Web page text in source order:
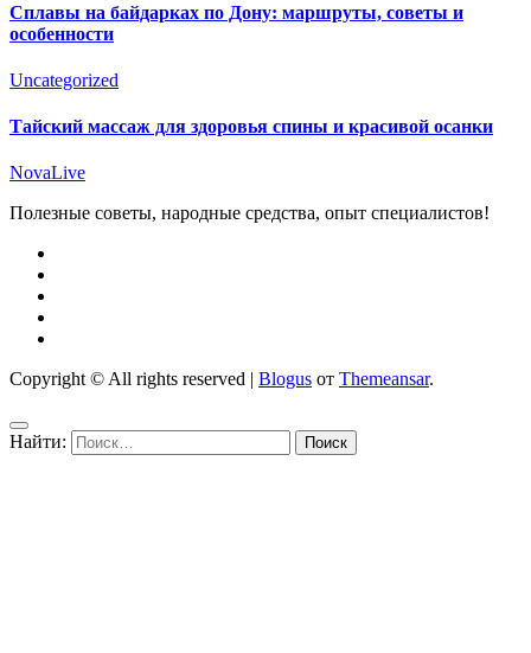
Сплавы на байдарках по Дону: маршруты, советы и
особенности
Uncategorized
Тайский массаж для здоровья спины и красивой осанки
NovaLive
Полезные советы, народные средства, опыт специалистов!
Copyright © All rights reserved Blogus от Themeansar.
Найти: